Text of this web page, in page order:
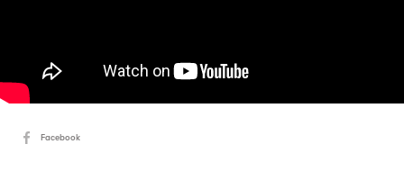
Facebook